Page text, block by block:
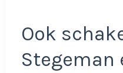
Ook
Stegeman